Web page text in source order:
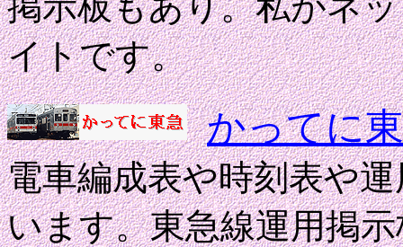
イトです。
かってに
電車編成表や時刻表や
います。東急線運用掲